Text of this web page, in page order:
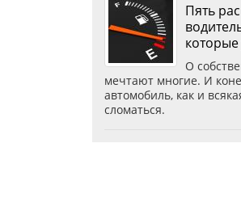
Пять
О
мечтают многие. И
автомобиль, как и
сломаться.